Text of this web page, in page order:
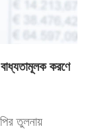
করণে
তুলনায়